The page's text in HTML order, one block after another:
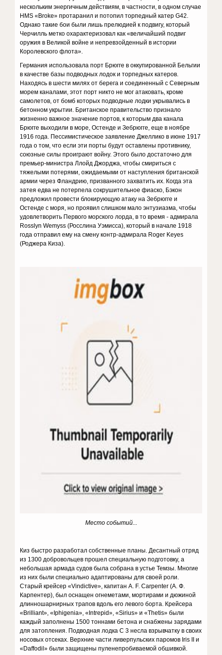
нескольким энергичным действиям, в частности, в одном случае
HMS «Broke» протаранил и потопил торпедный катер G42.
Однако такие бои были лишь прелюдией к подвигу, который
Черчилль метко охарактеризовал как «величайший подвиг
оружия в Великой войне и непревзойденный в истории
Королевского флота».
Германия использовала порт Брюгге в оккупированной Бельгии
в качестве базы подводных лодок и торпедных катеров.
Находясь в шести милях от берега и соединенный с Северным
морем каналами, этот порт никто не мог атаковать, кроме
самолетов, от бомб которых подводные лодки укрывались в
бетонном укрытии. Британское правительство признало
жизненно важное значение портов, к которым два канала
Брюгге выходили в море, Остенде и Зебрюгге, еще в ноябре
1916 года. Пессимистическое заявление Джеллико в июне 1917
года о том, что если эти порты будут оставлены противнику,
союзные силы проиграют войну. Этого было достаточно для
премьер-министра Ллойд Джорджа, чтобы смириться с
тяжелыми потерями, ожидаемыми от наступления британской
армии через Фландрию, призванного захватить их. Когда эта
затея едва не потерпела сокрушительное фиаско, Бэкон
предложил провести блокирующую атаку на Зебрюгге и
Остенде с моря, но проявил слишком мало энтузиазма, чтобы
удовлетворить Первого морского лорда, в то время - адмирала
Rosslyn Wemyss (Росслина Уэмисса), который в начале 1918
года отправил ему на смену контр-адмирала Roger Keyes
(Роджера Киза).
Место событий...
Киз быстро разработал собственные планы. Десантный отряд
из 1300 добровольцев прошел специальную подготовку, а
небольшая армада судов была собрана в устье Темзы. Многие
из них были специально адаптированы для своей роли.
Старый крейсер «Vindictive», капитан A. F. Carpenter (А. Ф.
Карпентер), был оснащен огнеметами, мортирами и дюжиной
длинношарнирных трапов вдоль его левого борта. Крейсера
«Brilliant», «Iphigenia», «Intrepid», «Sirius» и «Thetis» были
каждый заполнены 1500 тоннами бетона и снабжены зарядами
для затопления. Подводная лодка C 3 несла взрывчатку в своих
носовых отсеках. Верхние части ливерпульских паромов Iris II и
«Daffodil» были защищены пуленепробиваемой обшивкой.